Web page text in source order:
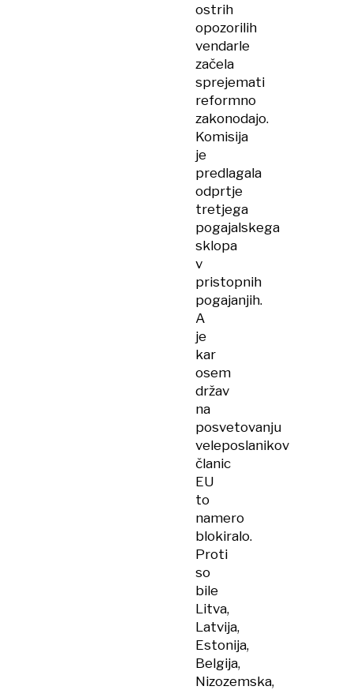
ostrih
opozorilih
vendarle
začela
sprejemati
reformno
zakonodajo.
Komisija
je
predlagala
odprtje
tretjega
pogajalskega
sklopa
v
pristopnih
pogajanjih.
A
je
kar
osem
držav
na
posvetovanju
veleposlanikov
članic
EU
to
namero
blokiralo.
Proti
so
bile
Litva,
Latvija,
Estonija,
Belgija,
Nizozemska,